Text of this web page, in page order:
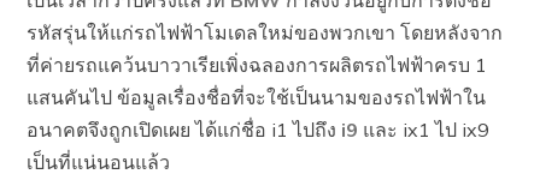
รหัสรุ่นให้แก่รถไฟฟ้าโมเดลใหม่ของพวกเขา โดยหลังจาก
ที่ค่ายรถแคว้นบาวาเรียเพิ่งฉลองการผลิตรถไฟฟ้าครบ 1
แสนคันไป ข้อมูลเรื่องชื่อที่จะใช้เป็นนามของรถไฟฟ้าใน
อนาคตจึงถูกเปิดเผย ได้แก่ชื่อ i1 ไปถึง i9 และ ix1 ไป ix9
เป็นที่แน่นอนแล้ว